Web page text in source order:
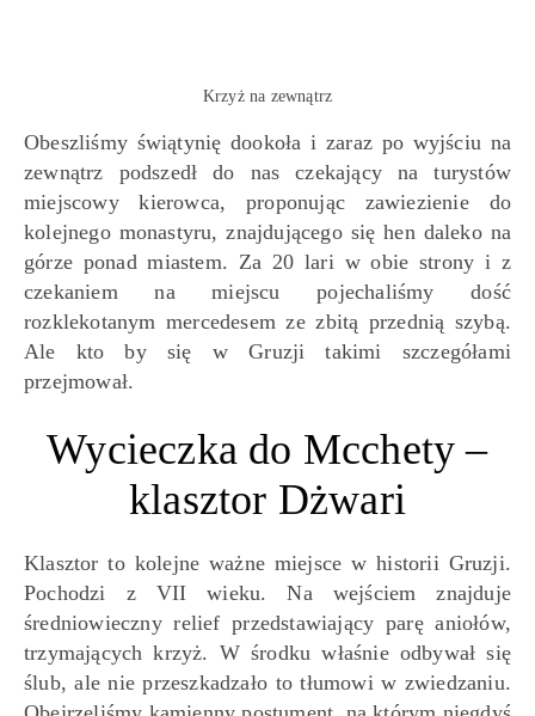
Krzyż na zewnątrz
Obeszliśmy świątynię dookoła i zaraz po wyjściu na
zewnątrz podszedł do nas czekający na turystów
miejscowy kierowca, proponując zawiezienie do
kolejnego monastyru, znajdującego się hen daleko na
górze ponad miastem. Za 20 lari w obie strony i z
czekaniem na miejscu pojechaliśmy dość
rozklekotanym mercedesem ze zbitą przednią szybą.
Ale kto by się w Gruzji takimi szczegółami
przejmował.
Wycieczka do Mcchety –
klasztor Dżwari
Klasztor to kolejne ważne miejsce w historii Gruzji.
Pochodzi z VII wieku. Na wejściem znajduje
średniowieczny relief przedstawiający parę aniołów,
trzymających krzyż. W środku właśnie odbywał się
ślub, ale nie przeszkadzało to tłumowi w zwiedzaniu.